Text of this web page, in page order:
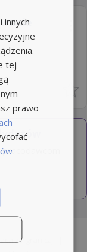
za granicą
tej
prawo